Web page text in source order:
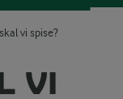
vi spise?
VI